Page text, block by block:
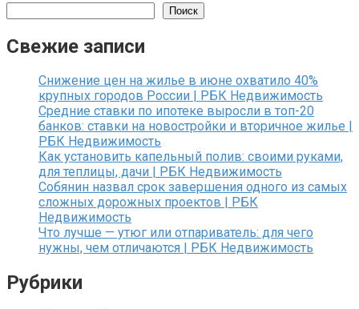
Поиск
Свежие записи
Снижение цен на жилье в июне охватило 40%
крупных городов России | РБК Недвижимость
Средние ставки по ипотеке выросли в топ-20
банков: ставки на новостройки и вторичное жилье |
РБК Недвижимость
Как установить капельный полив: своими руками,
для теплицы, дачи | РБК Недвижимость
Собянин назвал срок завершения одного из самых
сложных дорожных проектов | РБК
Недвижимость
Что лучше — утюг или отпариватель: для чего
нужны, чем отличаются | РБК Недвижимость
Рубрики